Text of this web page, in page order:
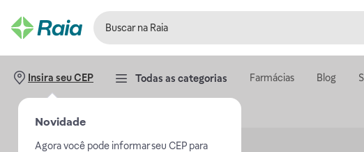
Insira seu CEP
Novidade
Agora você pode informar seu CEP para
Todas as categorias Farmácias Blog